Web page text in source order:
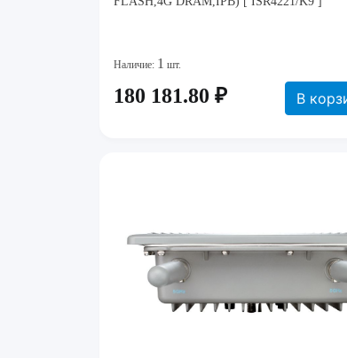
Наличие: 1 шт.
180 181.80 ₽ В